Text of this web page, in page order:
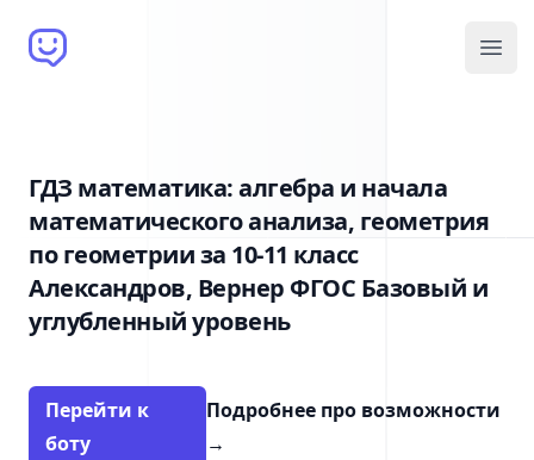
Brain Bot
ГДЗ математика: алгебра и начала
математического анализа, геометрия
по геометрии за 10‐11 класс
Александров, Вернер ФГОС Базовый и
углубленный уровень
Перейти к
боту
Подробнее про возможности
→